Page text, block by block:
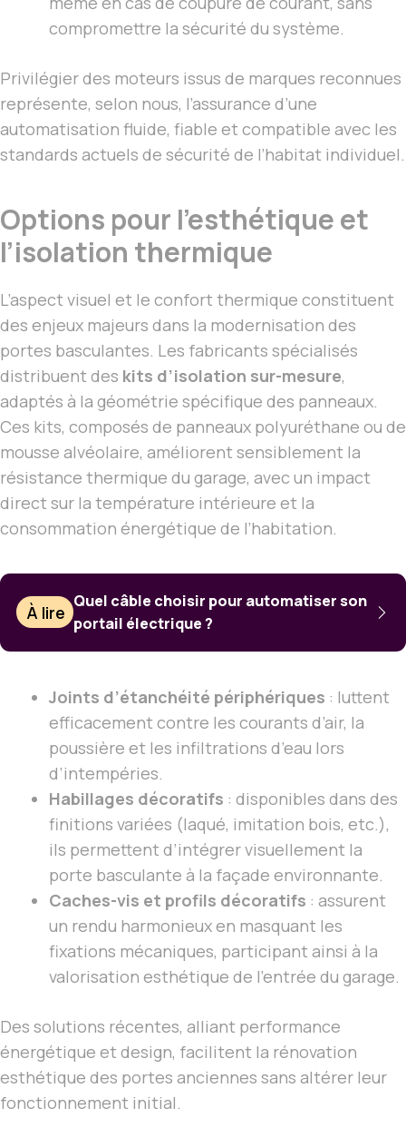
compromettre la sécurité du système.
Privilégier des moteurs issus de marques reconnues
représente, selon nous, l’assurance d’une
automatisation fluide, fiable et compatible avec les
standards actuels de sécurité de l’habitat individuel.
Options pour l’esthétique et
l’isolation thermique
L’aspect visuel et le confort thermique constituent
des enjeux majeurs dans la modernisation des
portes basculantes. Les fabricants spécialisés
distribuent des kits d’isolation sur-mesure,
adaptés à la géométrie spécifique des panneaux.
Ces kits, composés de panneaux polyuréthane ou de
mousse alvéolaire, améliorent sensiblement la
résistance thermique du garage, avec un impact
direct sur la température intérieure et la
consommation énergétique de l’habitation.
À lire
Quel câble choisir pour automatiser son
portail électrique ?
Joints d’étanchéité périphériques : luttent
efficacement contre les courants d’air, la
poussière et les infiltrations d’eau lors
d’intempéries.
Habillages décoratifs : disponibles dans des
finitions variées (laqué, imitation bois, etc.),
ils permettent d’intégrer visuellement la
porte basculante à la façade environnante.
Caches-vis et profils décoratifs : assurent
un rendu harmonieux en masquant les
fixations mécaniques, participant ainsi à la
valorisation esthétique de l’entrée du garage.
Des solutions récentes, alliant performance
énergétique et design, facilitent la rénovation
esthétique des portes anciennes sans altérer leur
fonctionnement initial.